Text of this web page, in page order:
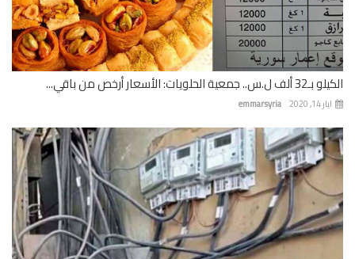
الحلويات: الأسعار أرخص من باقي...
emmarsyria